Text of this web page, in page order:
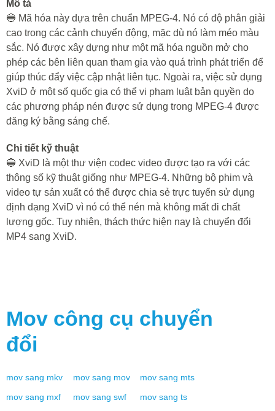
Mô tả
🔵 Mã hóa này dựa trên chuẩn MPEG-4. Nó có độ phân giải
cao trong các cảnh chuyển động, mặc dù nó làm méo màu
sắc. Nó được xây dựng như một mã hóa nguồn mở cho
phép các bên liên quan tham gia vào quá trình phát triển để
giúp thúc đẩy việc cập nhật liên tục. Ngoài ra, việc sử dụng
XviD ở một số quốc gia có thể vi phạm luật bản quyền do
các phương pháp nén được sử dụng trong MPEG-4 được
đăng ký bằng sáng chế.
Chi tiết kỹ thuật
🔵 XviD là một thư viện codec video được tạo ra với các
thông số kỹ thuật giống như MPEG-4. Những bộ phim và
video tự sản xuất có thể được chia sẻ trực tuyến sử dụng
định dạng XviD vì nó có thể nén mà không mất đi chất
lượng gốc. Tuy nhiên, thách thức hiện nay là chuyển đổi
MP4 sang XviD.
Mov công cụ chuyển
đổi
mov sang mkv mov sang mov mov sang mts
mov sang mxf mov sang swf mov sang ts